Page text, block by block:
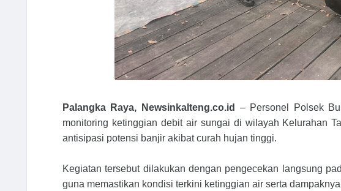
Palangka Raya, Newsinkalteng.co.id – Personel Polsek
monitoring ketinggian debit air sungai di wilayah Kelurahan
antisipasi potensi banjir akibat curah hujan tinggi.
Kegiatan tersebut dilakukan dengan pengecekan langsung
guna memastikan kondisi terkini ketinggian air serta